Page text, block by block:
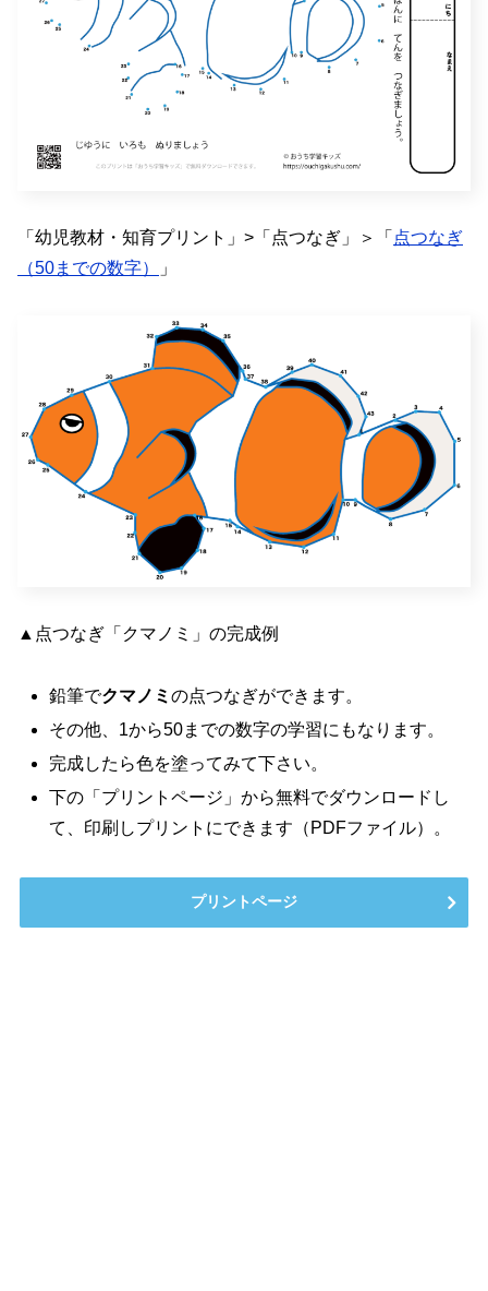
「幼児教材・知育プリント」>「点つなぎ」＞「 点つなぎ
（50までの数字）
」
▲点つなぎ「クマノミ」の完成例
鉛筆でクマノミの点つなぎができます。
その他、1から50までの数字の学習にもなります。
完成したら色を塗ってみて下さい。
下の「プリントページ」から無料でダウンロードし
て、印刷しプリントにできます（PDFファイル）。
プリントページ